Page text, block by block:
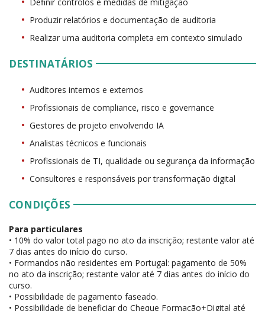
Produzir relatórios e documentação de auditoria
Realizar uma auditoria completa em contexto simulado
DESTINATÁRIOS
Auditores internos e externos
Profissionais de compliance, risco e governance
Gestores de projeto envolvendo IA
Analistas técnicos e funcionais
Profissionais de TI, qualidade ou segurança da informação
Consultores e responsáveis por transformação digital
CONDIÇÕES
Para particulares
• 10% do valor total pago no ato da inscrição; restante valor até
7 dias antes do início do curso.
• Formandos não residentes em Portugal: pagamento de 50%
no ato da inscrição; restante valor até 7 dias antes do início do
curso.
• Possibilidade de pagamento faseado.
• Possibilidade de beneficiar do Cheque Formação+Digital até